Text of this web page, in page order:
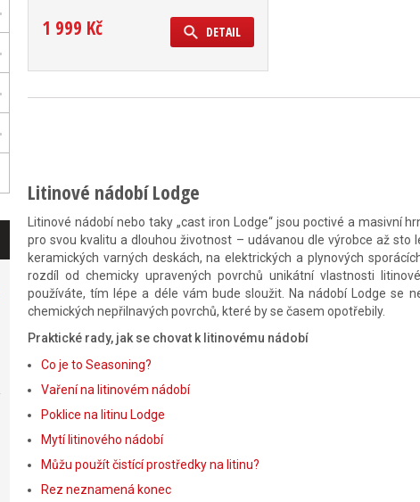
1 999 Kč DETAIL
Litinové nádobí Lodge
Litinové nádobí nebo taky „cast iron Lodge“ jsou poctivé a masivní
pro svou kvalitu a dlouhou životnost – udávanou dle výrobce až
keramických varných deskách, na elektrických a plynových
rozdíl od chemicky upravených povrchů unikátní vlastnosti
používáte, tím lépe a déle vám bude sloužit. Na nádobí Lodge se
chemických nepřilnavých povrchů, které by se časem opotřebily.
Praktické rady, jak se chovat k litinovému nádobí
Co je to Seasoning?
Vaření na litinovém nádobí
Poklice na litinu Lodge
Mytí litinového nádobí
Můžu použít čistící prostředky na litinu?
Rez neznamená konec